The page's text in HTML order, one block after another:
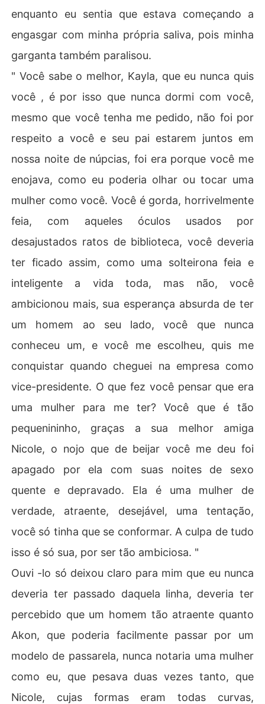
enquanto eu sentia que estava começando a
engasgar com minha própria saliva, pois minha
garganta também paralisou.
" Você sabe o melhor, Kayla, que eu nunca quis
você , é por isso que nunca dormi com você,
mesmo que você tenha me pedido, não foi por
respeito a você e seu pai estarem juntos em
nossa noite de núpcias, foi era porque você me
enojava, como eu poderia olhar ou tocar uma
mulher como você. Você é gorda, horrivelmente
feia, com aqueles óculos usados por
desajustados ratos de biblioteca, você deveria
ter ficado assim, como uma solteirona feia e
inteligente a vida toda, mas não, você
ambicionou mais, sua esperança absurda de ter
um homem ao seu lado, você que nunca
conheceu um, e você me escolheu, quis me
conquistar quando cheguei na empresa como
vice-presidente. O que fez você pensar que era
uma mulher para me ter? Você que é tão
pequenininho, graças a sua melhor amiga
Nicole, o nojo que de beijar você me deu foi
apagado por ela com suas noites de sexo
quente e depravado. Ela é uma mulher de
verdade, atraente, desejável, uma tentação,
você só tinha que se conformar. A culpa de tudo
isso é só sua, por ser tão ambiciosa. "
Ouvi -lo só deixou claro para mim que eu nunca
deveria ter passado daquela linha, deveria ter
percebido que um homem tão atraente quanto
Akon, que poderia facilmente passar por um
modelo de passarela, nunca notaria uma mulher
como eu, que pesava duas vezes tanto, que
Nicole, cujas formas eram todas curvas,